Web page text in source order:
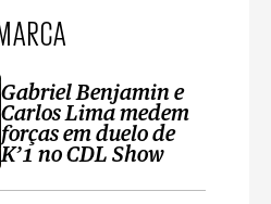
Gabriel Benjamin e
Carlos Lima medem
forças em duelo de
K’1 no CDL Show